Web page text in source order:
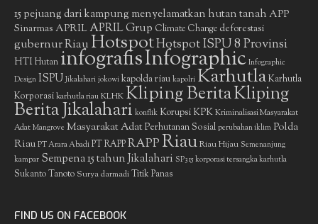
15 pejuang dari kampung menyelamatkan hutan tanah APP
Sinarmas APRIL APRIL Grup Climate Change deforestasi
gubernur RiauHotspotHotspot ISPU 8 Provinsi
HTIHutan infografisInfographic Infographic
Design ISPU Jikalahari jokowi kapolda riau kapolri KarhutlaKarhutla
Korporasikarhutla riauKLHKKliping BeritaKliping
Berita Jikalahari konflik Korupsi KPKKriminalisasi Masyarakat
Adat Mangrove Masyarakat AdatPerhutanan Sosial perubahan iklim Polda
Riau PT Arara Abadi PT RAPPRAPPRiauRiau Hijau Semenanjung
kampar Sempena 15 tahun Jikalahari SP3 15 korporasi tersangka karhutla
Sukanto Tanoto Surya darmadiTitik Panas
FIND US ON FACEBOOK